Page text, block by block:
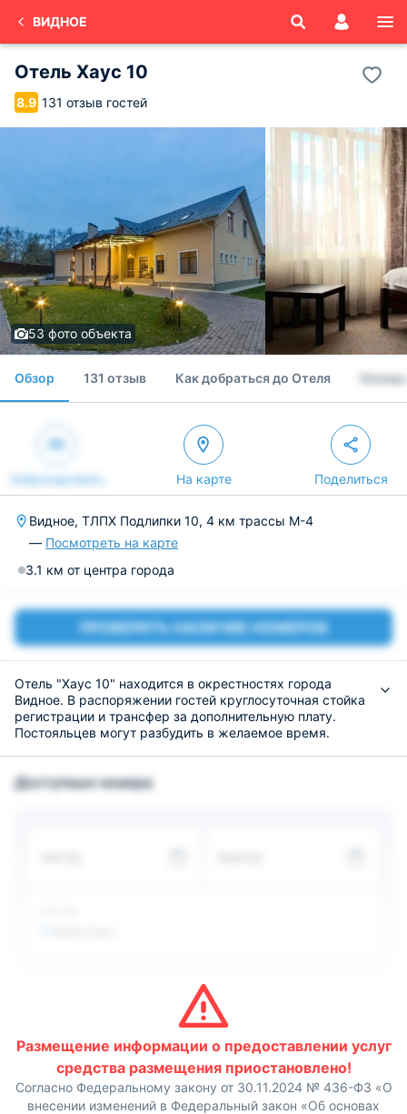
ВИДНОЕ
Отель Хаус 10
8.9 131 отзыв гостей
53 фото объекта
Обзор 131 отзыв Как добраться до Отеля
Забронировать На карте Поделиться
Видное, ТЛПХ Подлипки 10, 4 км трассы М-4
— Посмотреть на карте
3.1 км от центра города
ПРОВЕРИТЬ НАЛИЧИЕ НОМЕРОВ
Отель "Хаус 10" находится в окрестностях города
Видное. В распоряжении гостей круглосуточная стойка
регистрации и трансфер за дополнительную плату.
Постояльцев могут разбудить в желаемое время.
так и в большем количестве. Номера имеют
Доступные номера
Размещение информации о предоставлении услуг
средства размещения приостановлено!
Согласно Федеральному закону от 30.11.2024 № 436-ФЗ «О
внесении изменений в Федеральный закон «Об основах